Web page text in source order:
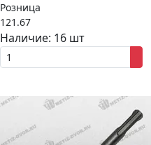
Розница
121.67
Наличие: 16 шт